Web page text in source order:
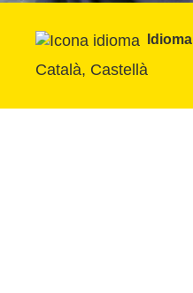
Idioma
Català, Castellà